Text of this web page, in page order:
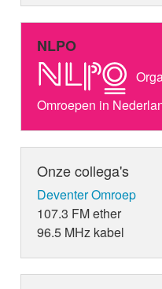
NLPO
Omroepen in
Onze collega's
Deventer Omroep
107.3 FM ether
96.5 MHz kabel